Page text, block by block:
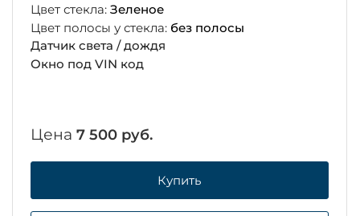
Цвет стекла:Зеленое
Цвет полосы у стекла: без полосы
Датчик света / дождя
Окно под VIN код
Цена7 500 руб.
Купить